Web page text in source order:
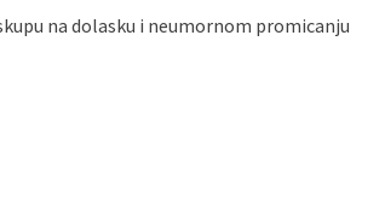
na dolasku i neumornom promicanju